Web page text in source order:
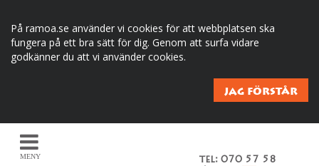
På ramoa.se använder vi cookies för att webbplatsen ska
fungera på ett bra sätt för dig. Genom att surfa vidare
godkänner du att vi använder cookies.
JAG FÖRSTÅR
tel: 070 57 58
MENY